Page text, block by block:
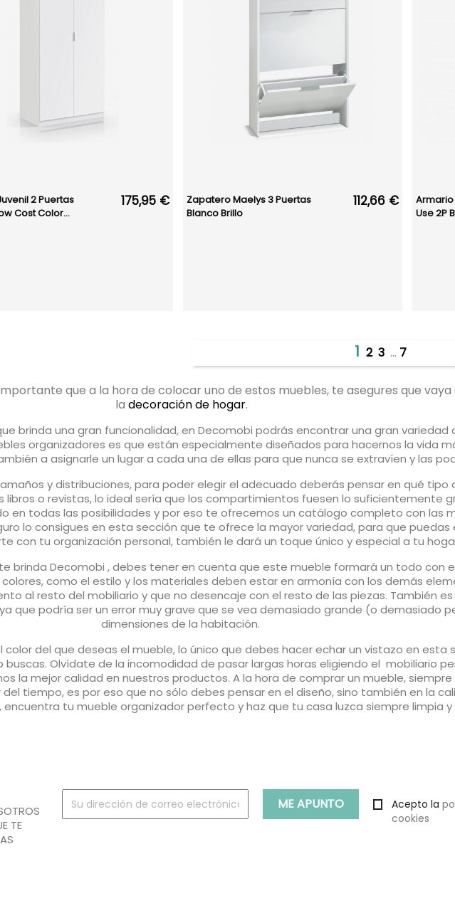
2 Puertas
Cost Color...
175,95 €
Zapatero Maelys 3 Puertas
Blanco Brillo
112,66 €
Use 2P
123 … 7
que a la hora de colocar uno de estos muebles, te asegures que
la decoración de hogar.
brinda una gran funcionalidad, en Decomobi podrás encontrar una gran
organizadores es que están especialmente diseñados para hacernos la vida
a asignarle un lugar a cada una de ellas para que nunca se extravíen y las
y distribuciones, para poder elegir el adecuado deberás pensar en qué tipo
libros o revistas, lo ideal sería que los compartimientos fuesen lo suficientemente
en todas las posibilidades y por eso te ofrecemos un catálogo completo con las
lo consigues en esta sección que te ofrece la mayor variedad, para que
con tu organización personal, también le dará un toque único y especial a tu
brinda Decomobi , debes tener en cuenta que este mueble formará un todo con
como el estilo y los materiales deben estar en armonía con los demás
al resto del mobiliario y que no desencaje con el resto de las piezas. También
que podría ser un error muy grave que se vea demasiado grande (o demasiado
dimensiones de la habitación.
del que deseas el mueble, lo único que debes hacer echar un vistazo en
Olvídate de la incomodidad de pasar largas horas eligiendo el mobiliario
la mejor calidad en nuestros productos. A la hora de comprar un mueble,
tiempo, es por eso que no sólo debes pensar en el diseño, sino también en la
encuentra tu mueble organizador perfecto y haz que tu casa luzca siempre limpia y
TE
Acepto la
cookies